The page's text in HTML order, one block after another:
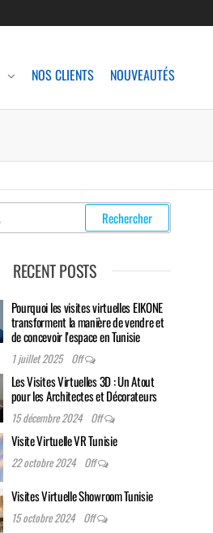
NOS CLIENTS NOUVEAUTÉS
RECENT POSTS
Pourquoi les visites virtuelles EIKONE
transforment la manière de vendre et
de concevoir l’espace en Tunisie
1 juillet 2025 Off
Les Visites Virtuelles 3D : Un Atout
pour les Architectes et Décorateurs
15 décembre 2024 Off
Visite Virtuelle VR Tunisie
22 octobre 2024 Off
Visites Virtuelle Showroom Tunisie
15 octobre 2024 Off